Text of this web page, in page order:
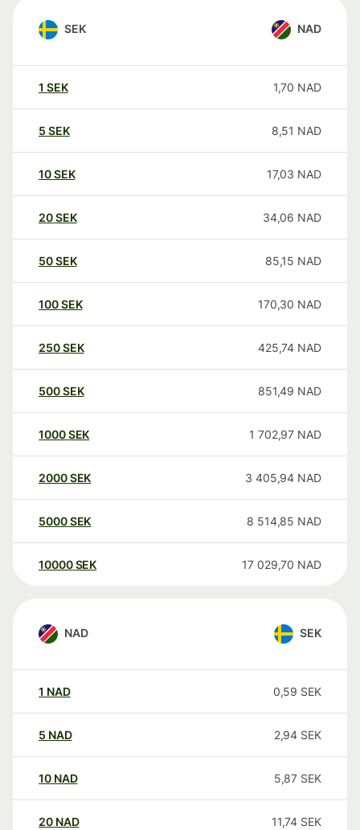
SEK NAD
1 SEK 1,70 NAD
5 SEK 8,51 NAD
10SEK 17,03 NAD
20SEK 34,06 NAD
50SEK 85,15 NAD
100SEK 170,30 NAD
250SEK 425,74 NAD
500SEK 851,49 NAD
1000SEK 1 702,97 NAD
2000SEK 3 405,94 NAD
5000SEK 8 514,85 NAD
10000 SEK 17 029,70 NAD
NAD SEK
1 NAD 0,59 SEK
5 NAD 2,94 SEK
10 NAD 5,87 SEK
20 NAD 11,74 SEK